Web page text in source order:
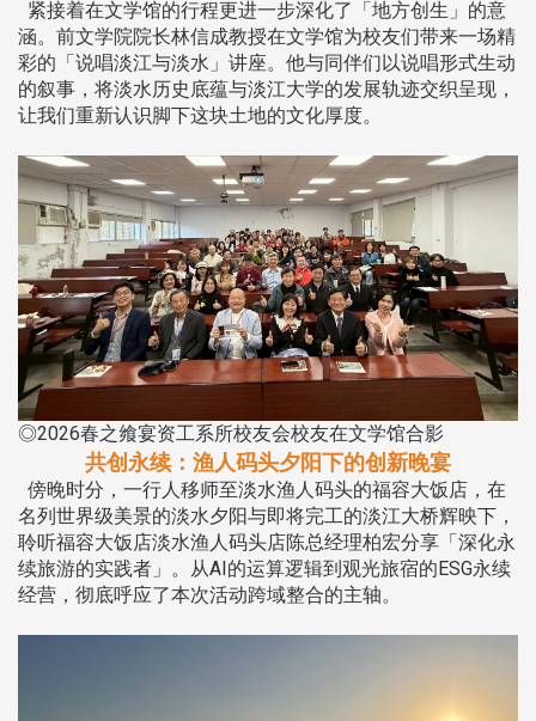
紧接着在文学馆的行程更进一步深化了「地方创生」的意
涵。前文学院院长林信成教授在文学馆为校友们带来一场精
彩的「说唱淡江与淡水」讲座。他与同伴们以说唱形式生动
的叙事，将淡水历史底蕴与淡江大学的发展轨迹交织呈现，
让我们重新认识脚下这块土地的文化厚度。
◎2026春之飨宴资工系所校友会校友在文学馆合影
共创永续：渔人码头夕阳下的创新晚宴
傍晚时分，一行人移师至淡水渔人码头的福容大饭店，在
名列世界级美景的淡水夕阳与即将完工的淡江大桥辉映下，
聆听福容大饭店淡水渔人码头店陈总经理柏宏分享「深化永
续旅游的实践者」。从AI的运算逻辑到观光旅宿的ESG永续
经营，彻底呼应了本次活动跨域整合的主轴。